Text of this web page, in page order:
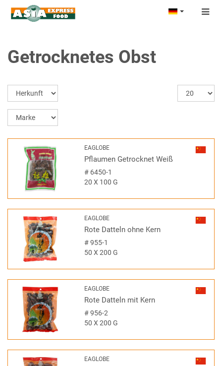
Getrocknetes Obst
EAGLOBE
Pflaumen Getrocknet Weiß
#6450-1
20 X 100 G
EAGLOBE
Rote Datteln ohne Kern
#955-1
50 X 200 G
EAGLOBE
Rote Datteln mit Kern
#956-2
50 X 200 G
EAGLOBE